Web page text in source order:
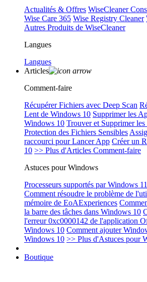
Actualités & Offres WiseCleaner
Wise Care 365 Wise Registry Cleaner
Autres Produits de WiseCleaner
Langues
Langues
Articles
Comment-faire
Récupérer Fichiers avec Deep Scan
Lent de Windows 10 Supprimer les
Windows 10 Trouver et Supprimer
Protection des Fichiers Sensibles
raccourci pour Lancer App Créer un
10 >> Plus d'Articles Comment-faire
Astuces pour Windows
Processeurs supportés par Windows 11
Comment résoudre le problème de
mémoire de EoAExperiences
la barre des tâches dans Windows 10
l'erreur 0xc0000142 de l'application
Windows 10 Comment ajouter
Windows 10 >> Plus d'Astuces pour
Boutique